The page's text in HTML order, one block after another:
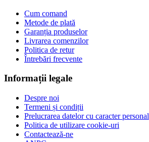
Cum comand
Metode de plată
Garanția produselor
Livrarea comenzilor
Politica de retur
Întrebări frecvente
Informații legale
Despre noi
Termeni și condiții
Prelucrarea datelor cu caracter personal
Politica de utilizare cookie-uri
Contactează-ne